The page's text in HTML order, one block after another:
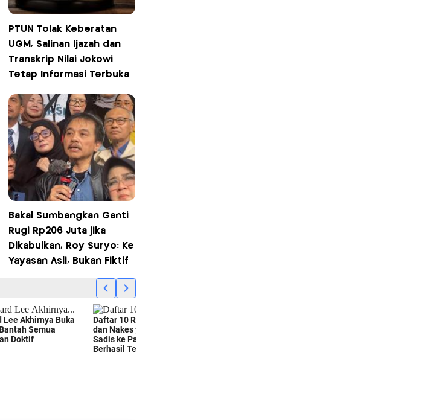
PTUN Tolak Keberatan
UGM, Salinan Ijazah dan
Transkrip Nilai Jokowi
Tetap Informasi Terbuka
Bakal Sumbangkan Ganti
Rugi Rp206 Juta jika
Dikabulkan, Roy Suryo: Ke
Yayasan Asli, Bukan Fiktif